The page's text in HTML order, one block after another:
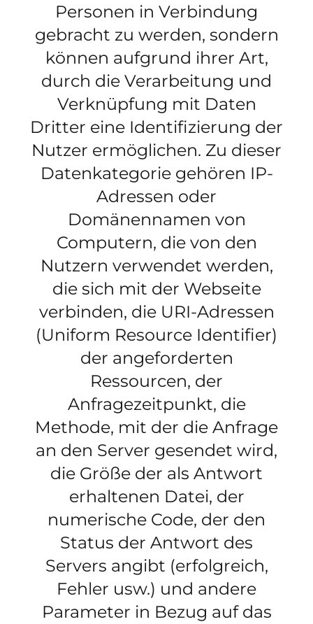
Personen in Verbindung
gebracht zu werden, sondern
können aufgrund ihrer Art,
durch die Verarbeitung und
Verknüpfung mit Daten
Dritter eine Identifizierung der
Nutzer ermöglichen. Zu dieser
Datenkategorie gehören IP-
Adressen oder
Domänennamen von
Computern, die von den
Nutzern verwendet werden,
die sich mit der Webseite
verbinden, die URI-Adressen
(Uniform Resource Identifier)
der angeforderten
Ressourcen, der
Anfragezeitpunkt, die
Methode, mit der die Anfrage
an den Server gesendet wird,
die Größe der als Antwort
erhaltenen Datei, der
numerische Code, der den
Status der Antwort des
Servers angibt (erfolgreich,
Fehler usw.) und andere
Parameter in Bezug auf das